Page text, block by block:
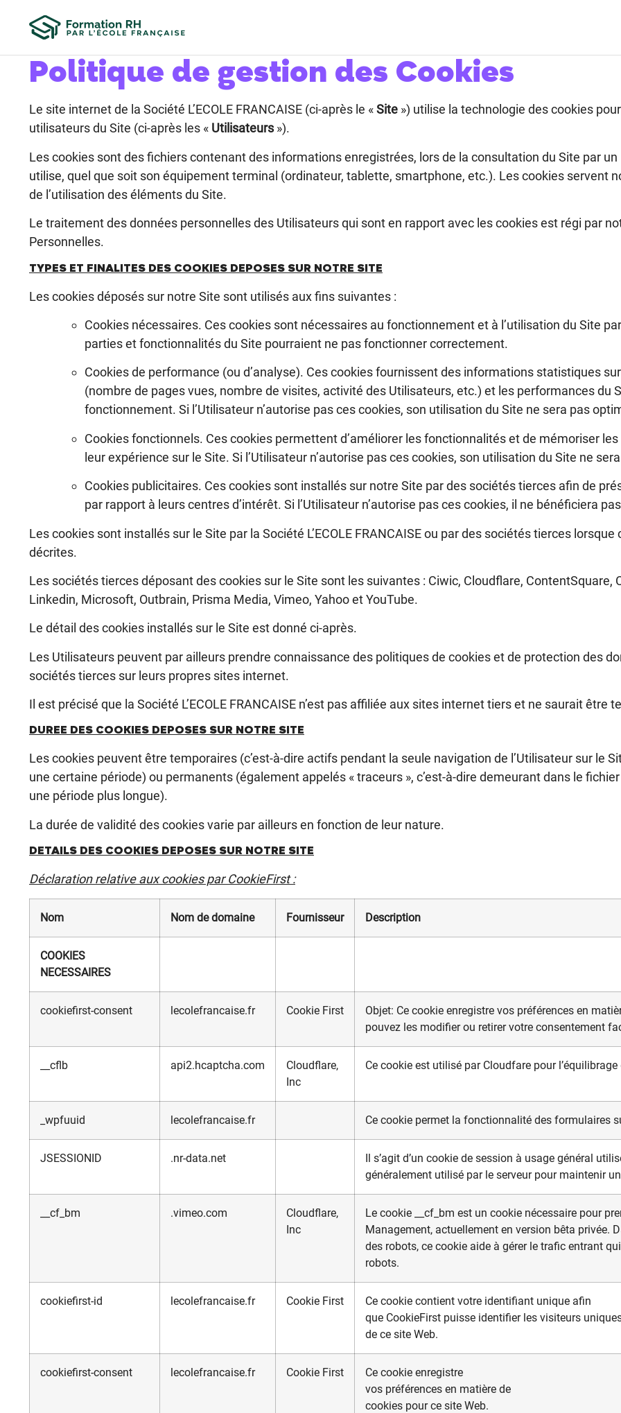
Politique de gestion des Cookies
Le site internet de la Société L’ECOLE FRANCAISE (ci-après le «Site ») utilise la technologie des cookies
utilisateurs du Site (ci-après les « Utilisateurs »).
Les cookies sont des fichiers contenant des informations enregistrées, lors de la consultation du Site par
utilise, quel que soit son équipement terminal (ordinateur, tablette, smartphone, etc.). Les cookies servent
de l’utilisation des éléments du Site.
Le traitement des données personnelles des Utilisateurs qui sont en rapport avec les cookies est régi par
Personnelles.
TYPES ET FINALITES DES COOKIES DEPOSES SUR NOTRE SITE
Les cookies déposés sur notre Site sont utilisés aux fins suivantes :
Cookies nécessaires. Ces cookies sont nécessaires au fonctionnement et à l’utilisation du Site
parties et fonctionnalités du Site pourraient ne pas fonctionner correctement.
Cookies de performance (ou d’analyse). Ces cookies fournissent des informations statistiques
(nombre de pages vues, nombre de visites, activité des Utilisateurs, etc.) et les performances du
fonctionnement. Si l’Utilisateur n’autorise pas ces cookies, son utilisation du Site ne sera pas
Cookies fonctionnels. Ces cookies permettent d’améliorer les fonctionnalités et de mémoriser
leur expérience sur le Site. Si l’Utilisateur n’autorise pas ces cookies, son utilisation du Site ne
Cookies publicitaires. Ces cookies sont installés sur notre Site par des sociétés tierces afin de
par rapport à leurs centres d’intérêt. Si l’Utilisateur n’autorise pas ces cookies, il ne bénéficiera
Les cookies sont installés sur le Site par la Société L’ECOLE FRANCAISE ou par des sociétés tierces
décrites.
Les sociétés tierces déposant des cookies sur le Site sont les suivantes : Ciwic, Cloudflare, ContentSquare,
Linkedin, Microsoft, Outbrain, Prisma Media, Vimeo, Yahoo et YouTube.
Le détail des cookies installés sur le Site est donné ci-après.
Les Utilisateurs peuvent par ailleurs prendre connaissance des politiques de cookies et de protection des
sociétés tierces sur leurs propres sites internet.
Il est précisé que la Société L’ECOLE FRANCAISE n’est pas affiliée aux sites internet tiers et ne saurait être
DUREE DES COOKIES DEPOSES SUR NOTRE SITE
Les cookies peuvent être temporaires (c’est-à-dire actifs pendant la seule navigation de l’Utilisateur sur le
une certaine période) ou permanents (également appelés « traceurs », c’est-à-dire demeurant dans le
une période plus longue).
La durée de validité des cookies varie par ailleurs en fonction de leur nature.
DETAILS DES COOKIES DEPOSES SUR NOTRE SITE
Déclaration relative aux cookies par CookieFirst :
Nom Nom de domaine Fournisseur Description
COOKIES
NECESSAIRES
cookiefirst-consent lecolefrancaise.fr Cookie First
Objet: Ce cookie enregistre vos préférences en
pouvez les modifier ou retirer votre consentement
__cflb api2.hcaptcha.com
Cloudflare,
Inc
Ce cookie est utilisé par Cloudfare pour
_wpfuuid lecolefrancaise.fr Ce cookie permet la fonctionnalité des formulaires
JSESSIONID .nr-data.net
Il s’agit d’un cookie de session à usage général
généralement utilisé par le serveur pour maintenir
__cf_bm .vimeo.com
Cloudflare,
Inc
Le cookie __cf_bm est un cookie nécessaire pour
Management, actuellement en version bêta privée.
des robots, ce cookie aide à gérer le trafic entrant
robots.
cookiefirst-id lecolefrancaise.fr Cookie First
Ce cookie contient votre identifiant unique afin
que CookieFirst puisse identifier les visiteurs
de ce site Web.
cookiefirst-consent lecolefrancaise.fr Cookie First
Ce cookie enregistre
vos préférences en matière de
cookies pour ce site Web.